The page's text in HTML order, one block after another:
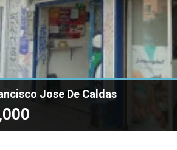
Jose De Caldas